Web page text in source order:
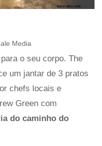
Media
o seu corpo. The
um jantar de 3 pratos
chefs locais e
Green com
do caminho do